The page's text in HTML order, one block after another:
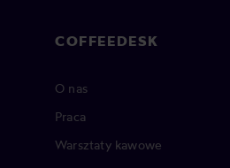
COFFEEDESK
O nas
Praca
Warsztaty kawowe